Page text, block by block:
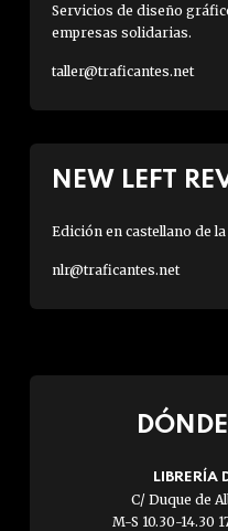
Servicios de diseño
empresas solidarias.
taller@traficantes.net
NEW LEFT
Edición en castellano de
nlr@traficantes.net
LIBRERÍA
C/ Duque de
M-S 10.30-14.30